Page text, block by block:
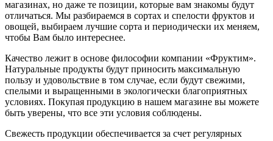
магазинах, но даже те позиции, которые вам знакомы будут
отличаться. Мы разбираемся в сортах и спелости фруктов и
овощей, выбираем лучшие сорта и периодически их меняем,
чтобы Вам было интереснее.
Качество лежит в основе философии компании «Фруктим».
Натуральные продукты будут приносить максимальную
пользу и удовольствие в том случае, если будут свежими,
cпелыми и выращенными в экологически благоприятных
условиях. Покупая продукцию в нашем магазине вы можете
быть уверены, что все эти условия соблюдены.
Свежесть продукции обеспечивается за счет регулярных